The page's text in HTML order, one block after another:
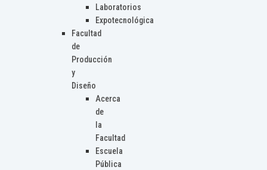
Laboratorios
Expotecnológica
Facultad
de
Producción
y
Diseño
Acerca
de
la
Facultad
Escuela
Pública